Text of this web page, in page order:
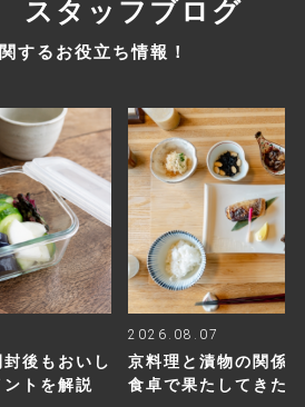
スタッフブログ
するお役立ち情報！
後もおいし
トを解説
2026.08.07
京料理と漬物の関係
食卓で果たしてきた